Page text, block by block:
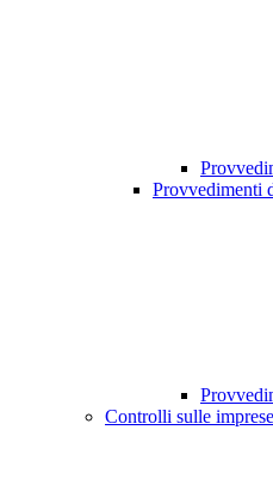
Provvedimenti
Controlli sulle imprese